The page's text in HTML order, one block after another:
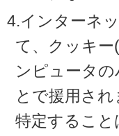
4.インターネ
て、クッキ
ンピュータ
とで援用さ
特定すること